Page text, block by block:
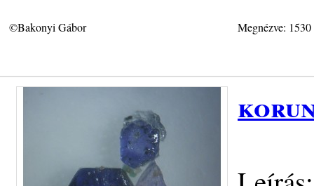
©Bakonyi Gábor Megnézve: